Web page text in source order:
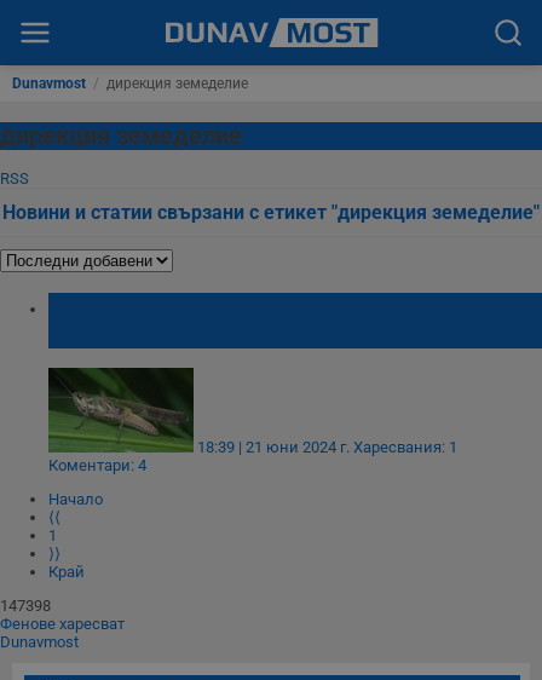
Dunavmost / дирекция земеделие
дирекция земеделие
RSS
Новини и статии свързани с етикет "дирекция земеделие"
18:39 | 21 юни 2024 г. Харесвания: 1
Коментари: 4
Начало
⟨⟨
1
⟩⟩
Край
147398
Фенове харесват
Dunavmost